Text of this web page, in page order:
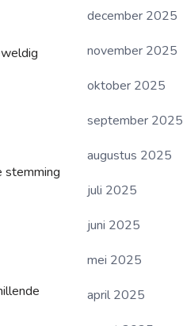
stemming
december 2025
november 2025
oktober 2025
september 2025
augustus 2025
juli 2025
juni 2025
mei 2025
april 2025